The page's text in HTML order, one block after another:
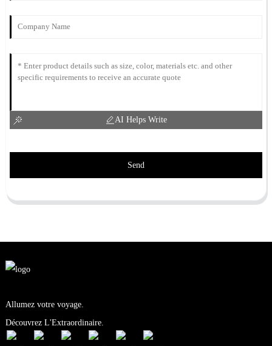
AI Helps Write
Send
Allumez votre voyage.
Découvrez L'Extraordinaire.